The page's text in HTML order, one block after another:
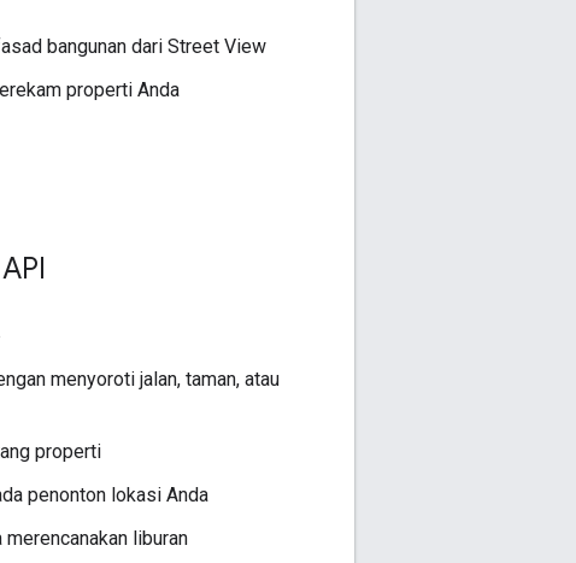
bangunan dari Street View
properti Anda
menyoroti jalan, taman, atau
properti
penonton lokasi Anda
liburan